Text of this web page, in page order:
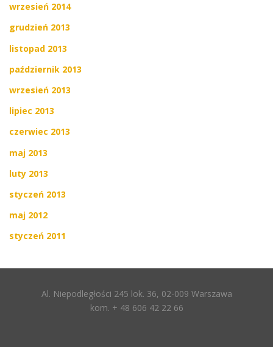
wrzesień 2014
grudzień 2013
listopad 2013
październik 2013
wrzesień 2013
lipiec 2013
czerwiec 2013
maj 2013
luty 2013
styczeń 2013
maj 2012
styczeń 2011
Al. Niepodległości 245 lok. 36, 02-009 Warszawa
kom. + 48 606 42 22 66